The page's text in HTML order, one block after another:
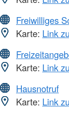
Freiwilliges
Karte: Link
Karte: Link
Hausnotruf
Karte: Link